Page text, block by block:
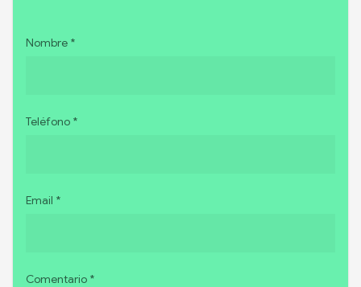
Nombre *
Teléfono *
Email *
Comentario *